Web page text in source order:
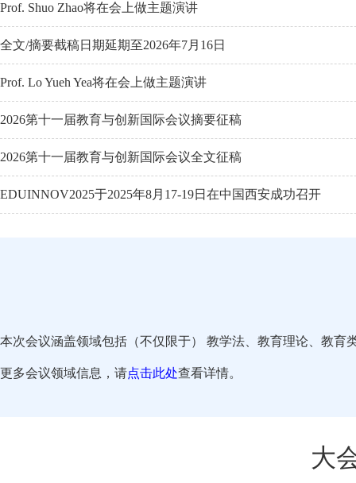
Prof. Shuo Zhao将在会上做主题演讲
全文/摘要截稿日期延期至2026年7月16日
Prof. Lo Yueh Yea将在会上做主题演讲
2026第十一届教育与创新国际会议摘要征稿
2026第十一届教育与创新国际会议全文征稿
EDUINNOV2025于2025年8月17-19日在中国西安成功召开
本次会议涵盖领域包括（不仅限于） 教学法、教育理论、教育
更多会议领域信息，请点击此处查看详情。
大